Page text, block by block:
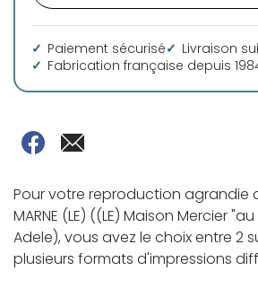
Paiement sécurisé
Livraison
Fabrication française depuis
Pour votre reproduction agrandie de
MARNE (LE) ((LE) Maison Mercier
Adele), vous avez le choix entre 2
plusieurs formats d'impressions